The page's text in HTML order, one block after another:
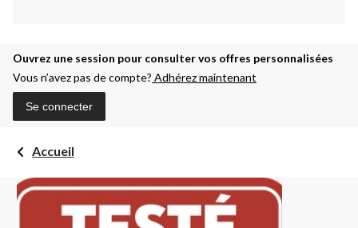
Ouvrez une session pour consulter vos offres personnalisées
Vous n’avez pas de compte? Adhérez maintenant
Se connecter
Accueil